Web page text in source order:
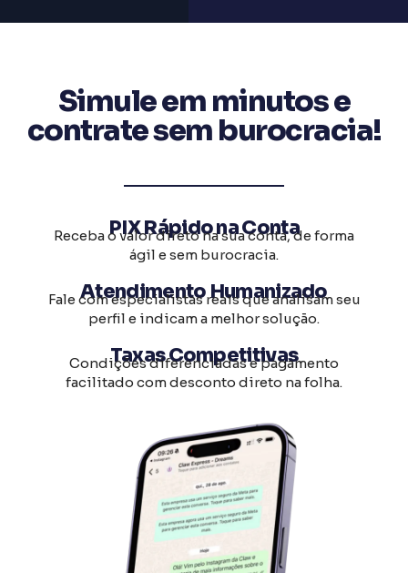
Simule em minutos e
contrate sem burocracia!
PIX Rápido na Conta
Receba o valor direto na sua conta, de forma
ágil e sem burocracia.
Atendimento Humanizado
Fale com especialistas reais que analisam seu
perfil e indicam a melhor solução.
Taxas Competitivas
Condições diferenciadas e pagamento
facilitado com desconto direto na folha.